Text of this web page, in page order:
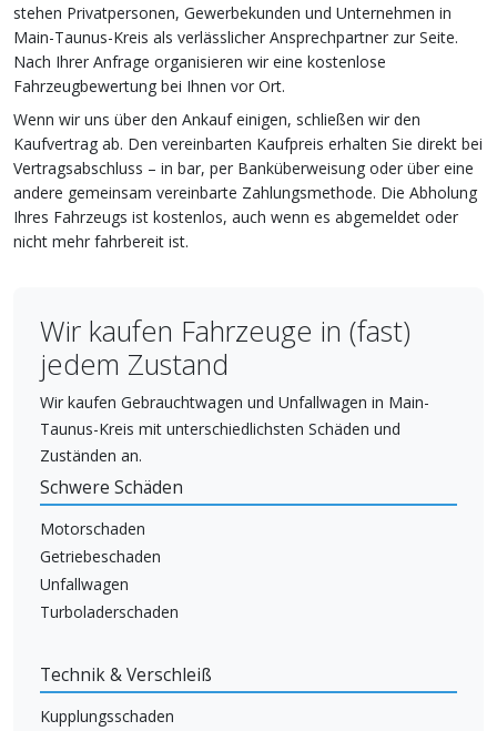
stehen Privatpersonen, Gewerbekunden und Unternehmen in
Main-Taunus-Kreis als verlässlicher Ansprechpartner zur Seite.
Nach Ihrer Anfrage organisieren wir eine kostenlose
Fahrzeugbewertung bei Ihnen vor Ort.
Wenn wir uns über den Ankauf einigen, schließen wir den
Kaufvertrag ab. Den vereinbarten Kaufpreis erhalten Sie direkt bei
Vertragsabschluss – in bar, per Banküberweisung oder über eine
andere gemeinsam vereinbarte Zahlungsmethode. Die Abholung
Ihres Fahrzeugs ist kostenlos, auch wenn es abgemeldet oder
nicht mehr fahrbereit ist.
Wir kaufen Fahrzeuge in (fast)
jedem Zustand
Wir kaufen Gebrauchtwagen und Unfallwagen in Main-
Taunus-Kreis mit unterschiedlichsten Schäden und
Zuständen an.
Schwere Schäden
Motorschaden
Getriebeschaden
Unfallwagen
Turboladerschaden
Technik & Verschleiß
Kupplungsschaden